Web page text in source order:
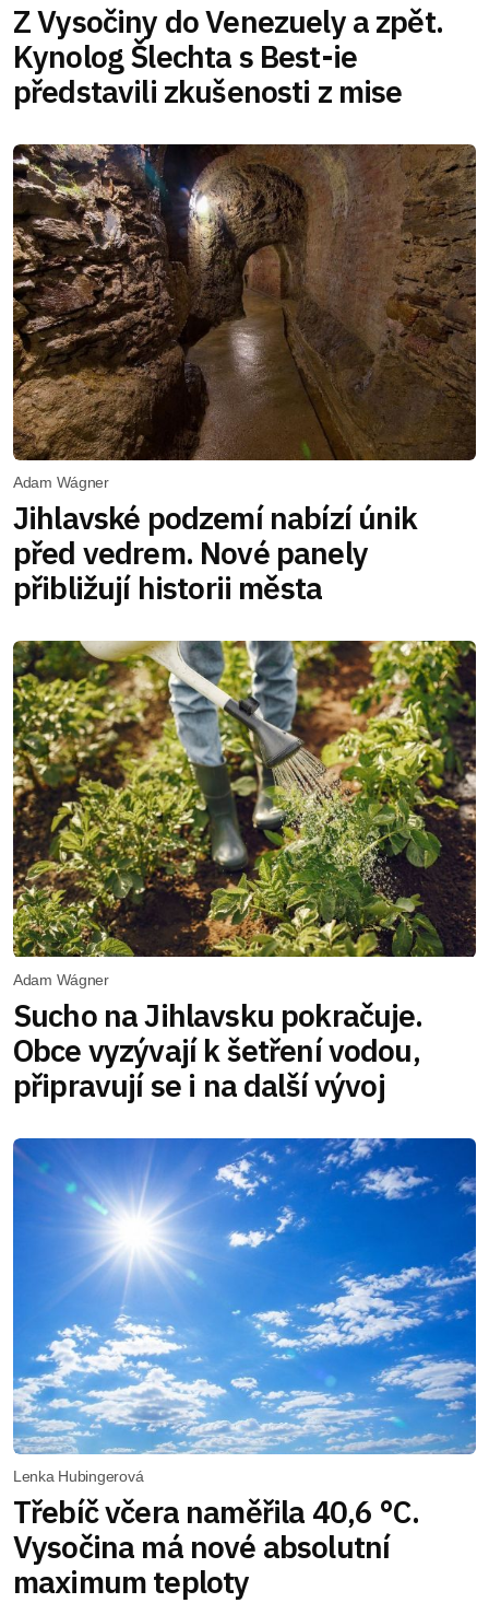
Z Vysočiny do Venezuely a zpět.
Kynolog Šlechta s Best-ie
představili zkušenosti z mise
Adam Wágner
Jihlavské podzemí nabízí únik
před vedrem. Nové panely
přibližují historii města
Adam Wágner
Sucho na Jihlavsku pokračuje.
Obce vyzývají k šetření vodou,
připravují se i na další vývoj
Lenka Hubingerová
Třebíč včera naměřila 40,6 °C.
Vysočina má nové absolutní
maximum teploty